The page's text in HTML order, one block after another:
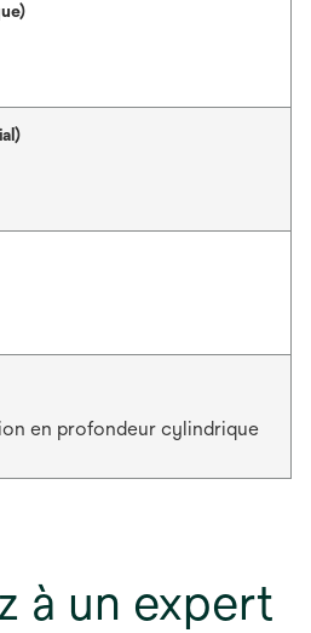
en profondeur cylindrique
à un expert